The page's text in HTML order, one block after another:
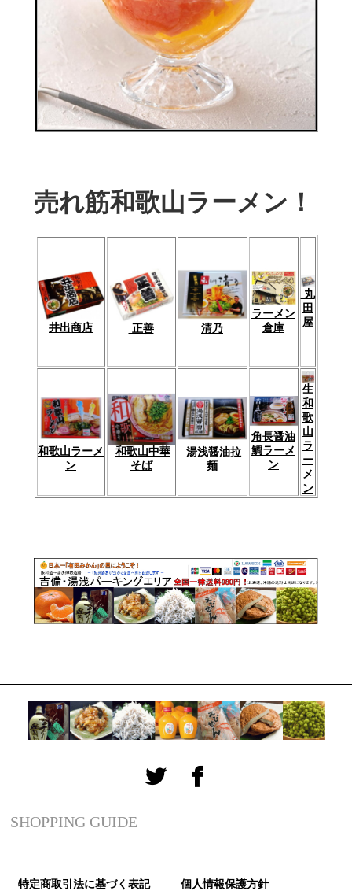
売れ筋和歌山ラーメン！
井出商店 正善 清乃
ラーメン
倉庫
丸
田
屋
和歌山ラーメ
ン
和歌山中華
そば
湯浅醤油拉
麺
角長醤油
鯛ラーメ
ン
生
和
歌
山
ラ
ー
メ
ン
SHOPPING GUIDE
特定商取引法に基づく表記 個人情報保護方針